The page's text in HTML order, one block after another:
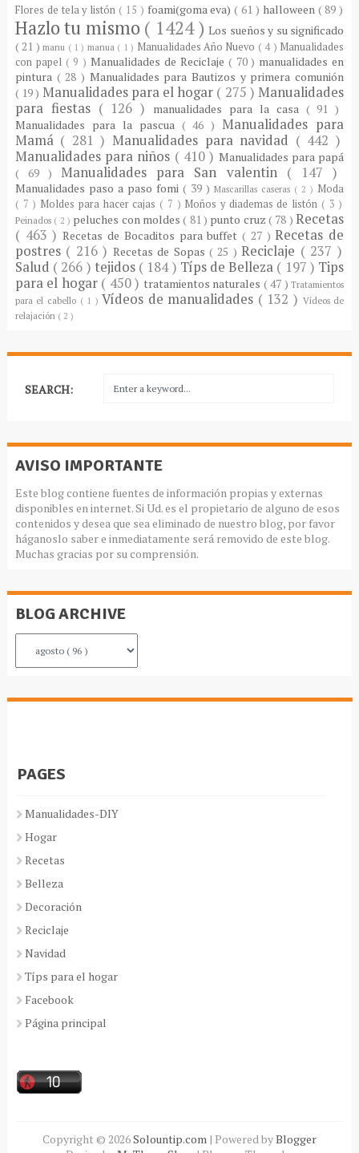
Flores de tela y listón ( 15 ) foami(goma eva)( 61 ) halloween ( 89 )
Hazlo tu mismo ( 1424 )Los sueños y su significado
( 21 )manu ( 1 ) manua ( 1 ) Manualidades Año Nuevo ( 4 ) Manualidades
con papel ( 9 )Manualidades de Reciclaje ( 70 ) manualidades en
pintura ( 28 ) Manualidades para Bautizos y primera comunión
( 19 ) Manualidades para el hogar ( 275 )Manualidades
para fiestas ( 126 ) manualidades para la casa ( 91 )
Manualidades para la pascua ( 46 ) Manualidades para
Mamá ( 281 ) Manualidades para navidad ( 442 )
Manualidades para niños ( 410 ) Manualidades para papá
( 69 ) Manualidades para San valentin ( 147 )
Manualidades paso a paso fomi ( 39 )Mascarillas caseras ( 2 ) Moda
( 7 ) Moldes para hacer cajas ( 7 ) Moños y diademas de listón ( 3 )
Peinados ( 2 ) peluches con moldes( 81 ) punto cruz( 78 )Recetas
( 463 )Recetas de Bocaditos para buffet( 27 )Recetas de
postres ( 216 ) Recetas de Sopas( 25 )Reciclaje ( 237 )
Salud ( 266 ) tejidos ( 184 ) Típs de Belleza ( 197 ) Tips
para el hogar ( 450 ) tratamientos naturales ( 47 )Tratamientos
para el cabello ( 1 ) Vídeos de manualidades ( 132 ) Vídeos de
relajación ( 2 )
SEARCH:
AVISO IMPORTANTE
Este blog contiene fuentes de información propias y externas
disponibles en internet. Si Ud. es el propietario de alguno de esos
contenidos y desea que sea eliminado de nuestro blog, por favor
háganoslo saber e inmediatamente será removido de este blog.
Muchas gracias por su comprensión.
BLOG ARCHIVE
PAGES
Manualidades-DIY
Hogar
Recetas
Belleza
Decoración
Reciclaje
Navidad
Típs para el hogar
Facebook
Página principal
Copyright ©2026Solountip.com | Powered byBlogger